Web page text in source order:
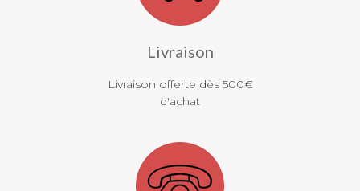
Livraison
Livraison offerte dès 500€
d'achat